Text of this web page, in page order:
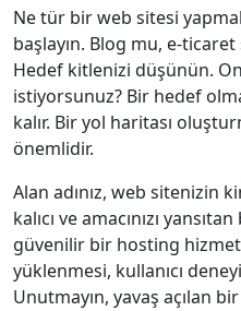
Ne tür bir web sitesi
başlayın. Blog mu, e-
Hedef kitlenizi düşünün.
istiyorsunuz? Bir hedef
kalır. Bir yol haritası
önemlidir.
Alan adınız, web sitenizin
kalıcı ve amacınızı
güvenilir bir hosting
yüklenmesi, kullanıcı
Unutmayın, yavaş açılan